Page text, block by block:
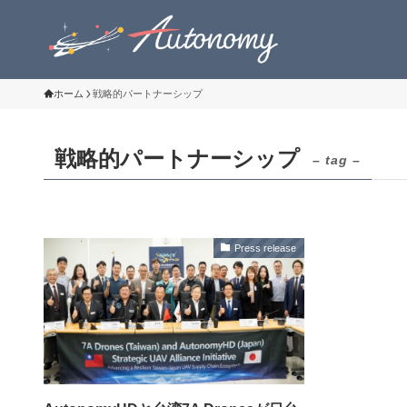
ホーム 戦略的パートナーシップ
戦略的パートナーシップ – tag –
Press release